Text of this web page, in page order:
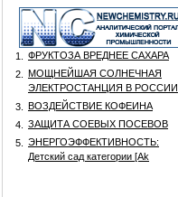
1.
ФРУКТОЗА ВРЕДНЕЕ САХАРА
2.
МОЩНЕЙШАЯ СОЛНЕЧНАЯ
ЭЛЕКТРОСТАНЦИЯ В РОССИИ
3.
ВОЗДЕЙСТВИЕ КОФЕИНА
4.
ЗАЩИТА СОЕВЫХ ПОСЕВОВ
5.
ЭНЕРГОЭФФЕКТИВНОСТЬ:
Детский сад категории [Аk